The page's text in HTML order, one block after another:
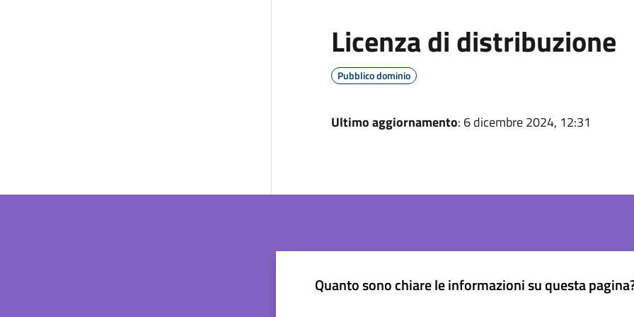
Licenza di distribuzione
Pubblico dominio
Ultimo aggiornamento: 6 dicembre 2024, 12:31
Quanto sono chiare le informazioni su questa